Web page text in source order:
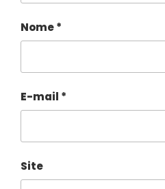
Nome*
E-mail *
Site